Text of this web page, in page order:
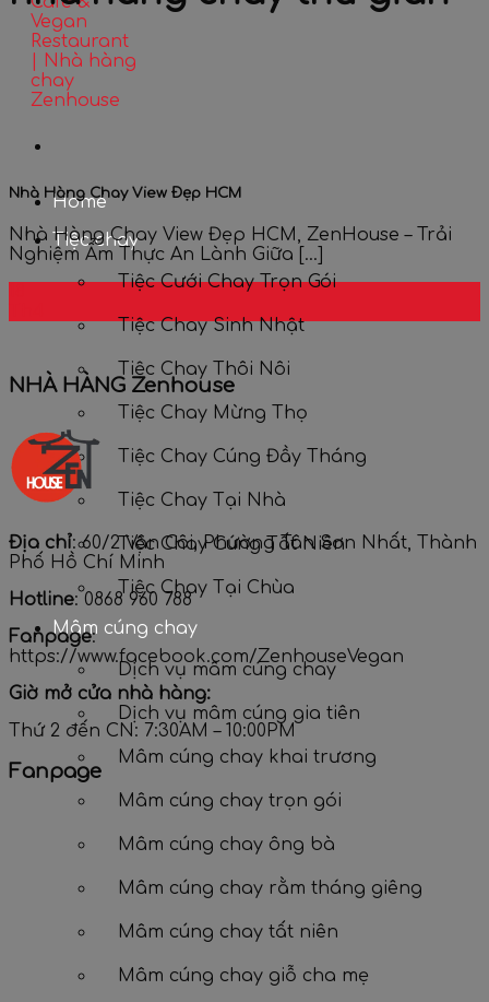
Home
Tiệc chay
Tiệc Cưới Chay Trọn Gói
Tiệc Chay Sinh Nhật
Tiệc Chay Thôi Nôi
Tiệc Chay Mừng Thọ
Tiệc Chay Cúng Đầy Tháng
Tiệc Chay Tại Nhà
Tiệc Chay Cúng Tất Niên
Tiệc Chay Tại Chùa
Mâm cúng chay
Dịch vụ mâm cúng chay
Dịch vụ mâm cúng gia tiên
Mâm cúng chay khai trương
Mâm cúng chay trọn gói
Mâm cúng chay ông bà
Mâm cúng chay rằm tháng giêng
Mâm cúng chay tất niên
Mâm cúng chay giỗ cha mẹ
Nhà Hàng Chay View Đẹp HCM
Nhà Hàng Chay View Đẹp HCM, ZenHouse – Trải
Nghiệm Ẩm Thực An Lành Giữa [...]
NHÀ HÀNG Zenhouse
Địa chỉ: 60/2 Vân Côi, Phường Tân Sơn Nhất, Thành
Phố Hồ Chí Minh
Hotline: 0868 960 788
Fanpage:
https://www.facebook.com/ZenhouseVegan
Giờ mở cửa nhà hàng:
Thứ 2 đến CN: 7:30AM – 10:00PM
Fanpage